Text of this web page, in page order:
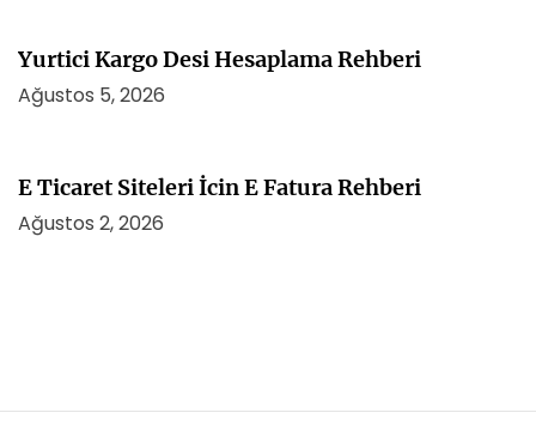
Yurtici Kargo Desi Hesaplama Rehberi
Ağustos 5, 2026
E Ticaret Siteleri İcin E Fatura Rehberi
Ağustos 2, 2026